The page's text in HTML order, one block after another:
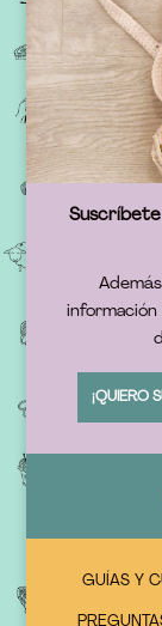
información
¡QUIERO
GUÍAS Y